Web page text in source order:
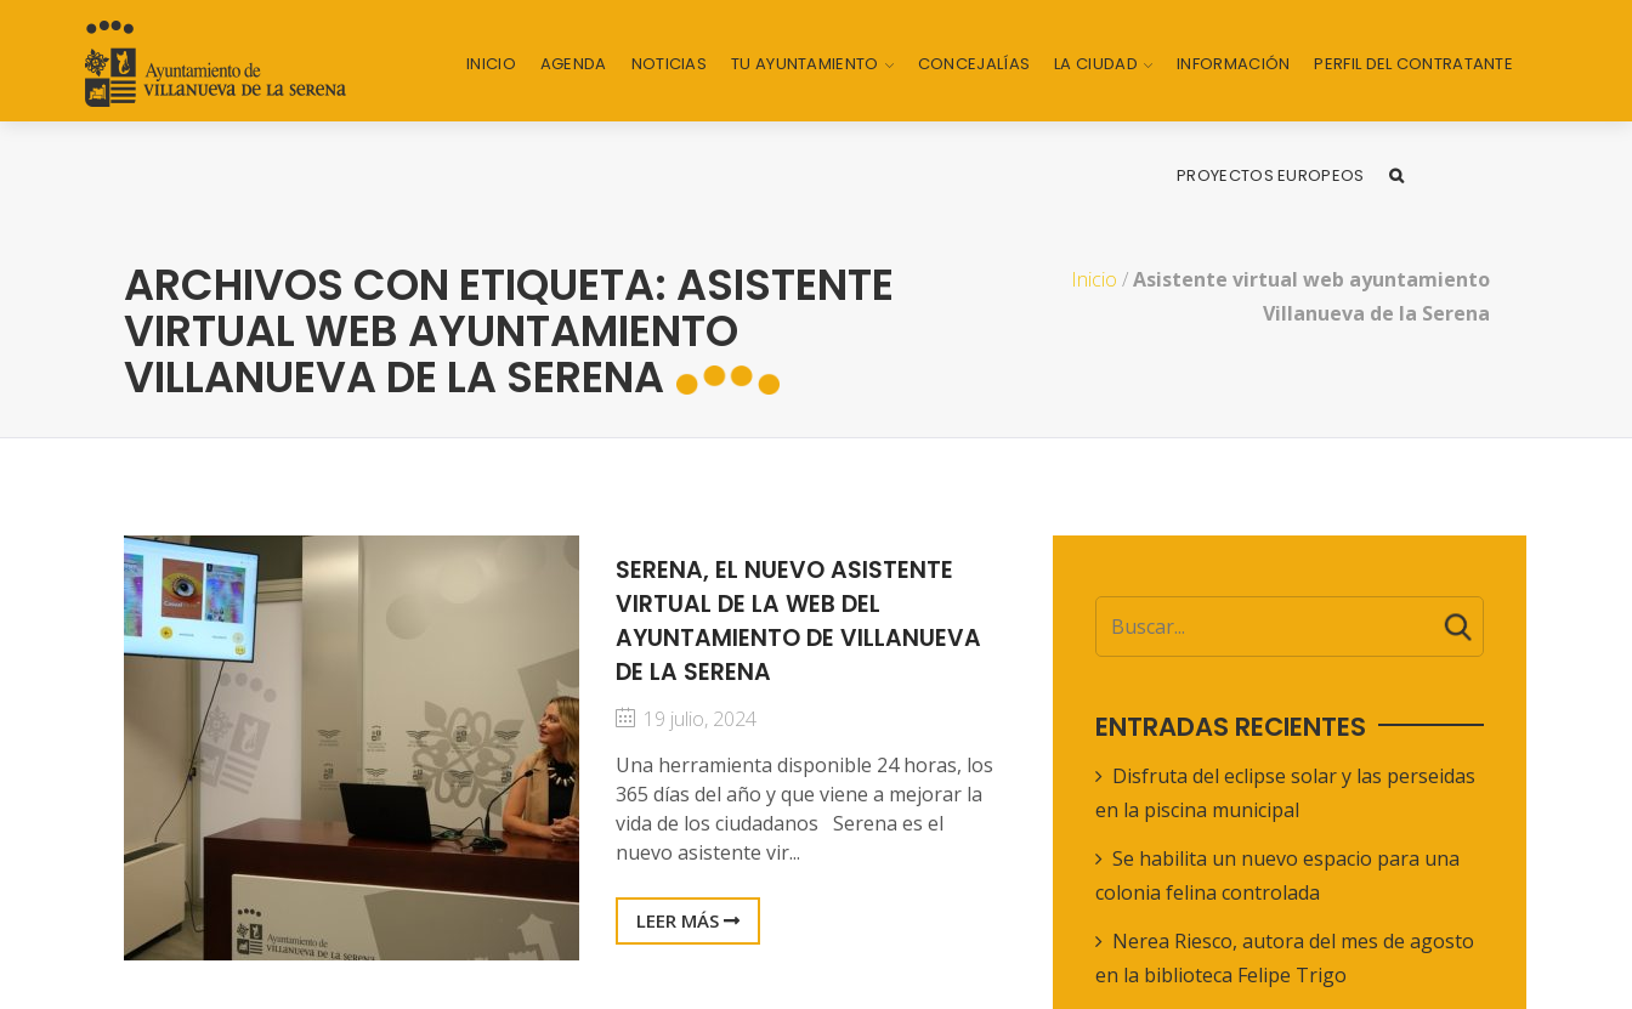
INICIO AGENDA NOTICIAS TU AYUNTAMIENTO CONCEJALÍAS LA CIUDAD INFORMACIÓN PERFIL DEL CONTRATANTE
PROYECTOS EUROPEOS
ARCHIVOS CON ETIQUETA: ASISTENTE
VIRTUAL WEB AYUNTAMIENTO
VILLANUEVA DE LA SERENA
Inicio /Asistente virtual web ayuntamiento
Villanueva de la Serena
SERENA, EL NUEVO ASISTENTE
VIRTUAL DE LA WEB DEL
AYUNTAMIENTO DE VILLANUEVA
DE LA SERENA
19 julio, 2024
Una herramienta disponible 24 horas, los
365 días del año y que viene a mejorar la
vida de los ciudadanos Serena es el
nuevo asistente vir...
LEER MÁS
ENTRADAS RECIENTES
Disfruta del eclipse solar y las perseidas
en la piscina municipal
Se habilita un nuevo espacio para una
colonia felina controlada
Nerea Riesco, autora del mes de agosto
en la biblioteca Felipe Trigo